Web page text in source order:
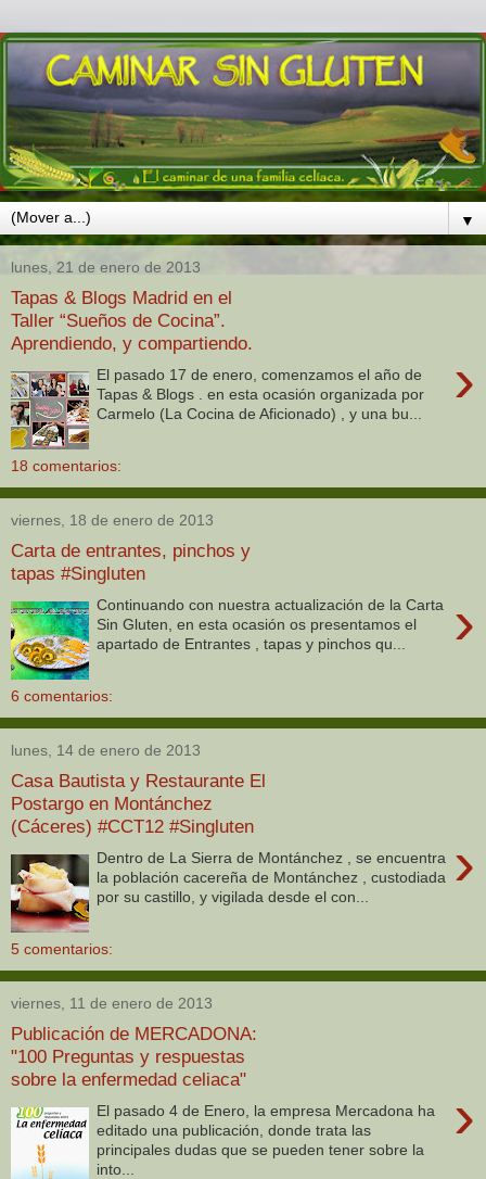
▼
lunes, 21 de enero de 2013
Tapas & Blogs Madrid en el
Taller “Sueños de Cocina”.
Aprendiendo, y compartiendo.
›
El pasado 17 de enero, comenzamos el año de
Tapas & Blogs . en esta ocasión organizada por
Carmelo (La Cocina de Aficionado) , y una bu...
18 comentarios:
viernes, 18 de enero de 2013
Carta de entrantes, pinchos y
tapas #Singluten
›
Continuando con nuestra actualización de la Carta
Sin Gluten, en esta ocasión os presentamos el
apartado de Entrantes , tapas y pinchos qu...
6 comentarios:
lunes, 14 de enero de 2013
Casa Bautista y Restaurante El
Postargo en Montánchez
(Cáceres) #CCT12 #Singluten
›
Dentro de La Sierra de Montánchez , se encuentra
la población cacereña de Montánchez , custodiada
por su castillo, y vigilada desde el con...
5 comentarios:
viernes, 11 de enero de 2013
Publicación de MERCADONA:
"100 Preguntas y respuestas
sobre la enfermedad celiaca"
›
El pasado 4 de Enero, la empresa Mercadona ha
editado una publicación, donde trata las
principales dudas que se pueden tener sobre la
into...